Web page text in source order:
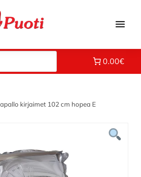
0.00€
kirjaimet 102 cm hopea E